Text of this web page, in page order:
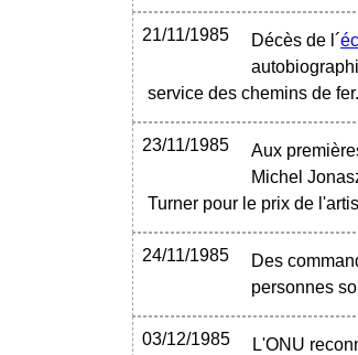
21/11/1985 Décès de l´
service des chemins de
23/11/1985 Aux
Michel
Turner pour le prix de
24/11/1985 Des
personnes
03/12/1985 L'ONU